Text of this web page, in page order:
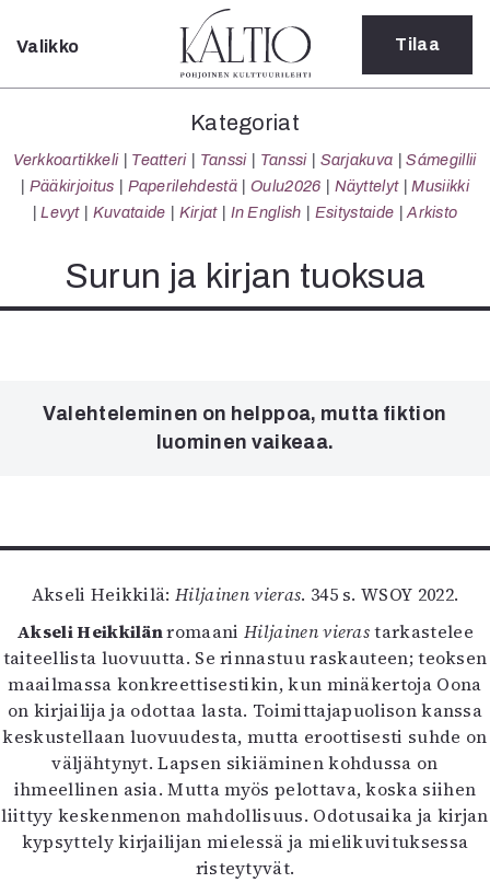
Sulje
Kategoriat
Verkkoartikkeli
Teatteri
Tanssi
Sarjakuva
Sámegillii
Pääkirjoitus
Musiikki
Levyt
Esitystaide
Lehdet
4/2026
2–3/2026
1/2026
6/2025
5/2025 saame
5/2025
Lehtiarkisto
Valikko Tilaa
Kategoriat
Verkkoartikkeli Teatteri Tanssi Tanssi Sarjakuva
Sámegillii
Pääkirjoitus
Paperilehdestä Oulu2026 Näyttelyt
Musiikki
Levyt
Kuvataide Kirjat In English Esitystaide Arkisto
Surun ja kirjan tuoksua
Valehteleminen on helppoa, mutta fiktion
luominen vaikeaa.
Akseli Heikkilä:Hiljainen vieras. 345 s. WSOY 2022.
Akseli HeikkilänromaaniHiljainen vierastarkastelee
taiteellista luovuutta. Se rinnastuu raskauteen; teoksen
maailmassa konkreettisestikin, kun minäkertoja Oona
on kirjailija ja odottaa lasta. Toimittajapuolison kanssa
keskustellaan luovuudesta, mutta eroottisesti suhde on
väljähtynyt. Lapsen sikiäminen kohdussa on
ihmeellinen asia. Mutta myös pelottava, koska siihen
liittyy keskenmenon mahdollisuus. Odotusaika ja kirjan
kypsyttely kirjailijan mielessä ja mielikuvituksessa
risteytyvät.